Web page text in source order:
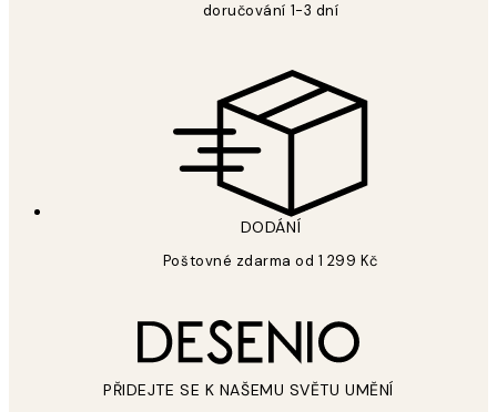
doručování 1-3 dní
DODÁNÍ
Poštovné zdarma od 1 299 Kč
PŘIDEJTE SE K NAŠEMU SVĚTU UMĚNÍ